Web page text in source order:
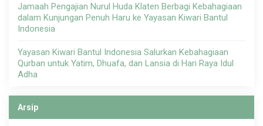
Jamaah Pengajian Nurul Huda Klaten Berbagi Kebahagiaan
dalam Kunjungan Penuh Haru ke Yayasan Kiwari Bantul
Indonesia
Yayasan Kiwari Bantul Indonesia Salurkan Kebahagiaan
Qurban untuk Yatim, Dhuafa, dan Lansia di Hari Raya Idul
Adha
Arsip